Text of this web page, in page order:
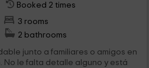
Booked 2 times
3 rooms
2 bathrooms
junto a familiares o amigos en
No le falta detalle alguno y está